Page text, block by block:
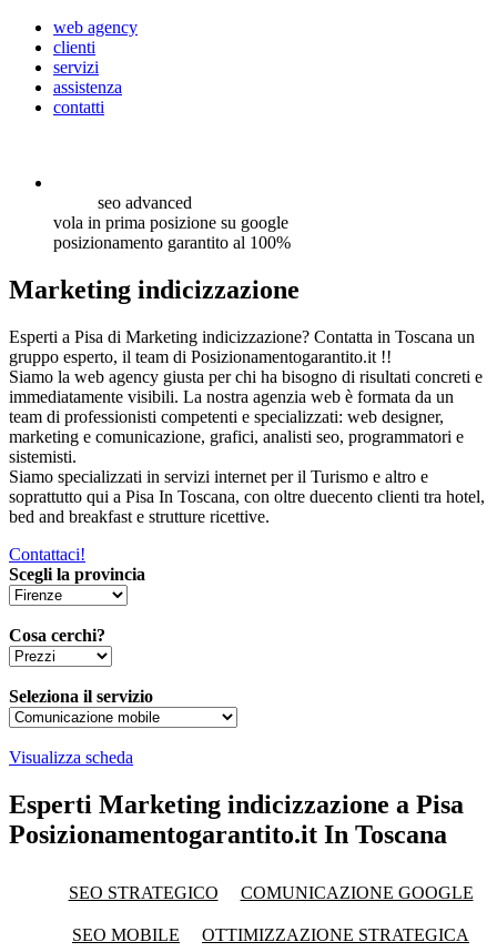
web agency
clienti
servizi
assistenza
contatti
seo advanced
vola in prima posizione su google
posizionamento garantito al 100%
Marketing indicizzazione
Esperti a Pisa di Marketing indicizzazione? Contatta in Toscana un
gruppo esperto, il team di Posizionamentogarantito.it !!
Siamo la web agency giusta per chi ha bisogno di risultati concreti e
immediatamente visibili. La nostra agenzia web è formata da un
team di professionisti competenti e specializzati: web designer,
marketing e comunicazione, grafici, analisti seo, programmatori e
sistemisti.
Siamo specializzati in servizi internet per il Turismo e altro e
soprattutto qui a Pisa In Toscana, con oltre duecento clienti tra hotel,
bed and breakfast e strutture ricettive.
Contattaci!
Scegli la provincia
Cosa cerchi?
Seleziona il servizio
Visualizza scheda
Esperti Marketing indicizzazione a Pisa
Posizionamentogarantito.it In Toscana
SEO STRATEGICO COMUNICAZIONE GOOGLE
SEO MOBILE OTTIMIZZAZIONE STRATEGICA